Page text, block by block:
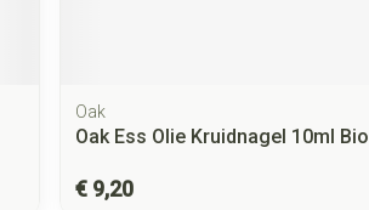
Oak
Oak Ess Olie Kruidnagel 10ml Bio
€ 9,20